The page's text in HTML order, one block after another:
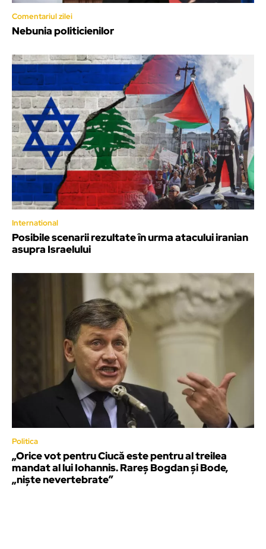
Comentariul zilei
Nebunia politicienilor
International
Posibile scenarii rezultate în urma atacului iranian
asupra Israelului
Politica
„Orice vot pentru Ciucă este pentru al treilea
mandat al lui Iohannis. Rareș Bogdan și Bode,
„niște nevertebrate”